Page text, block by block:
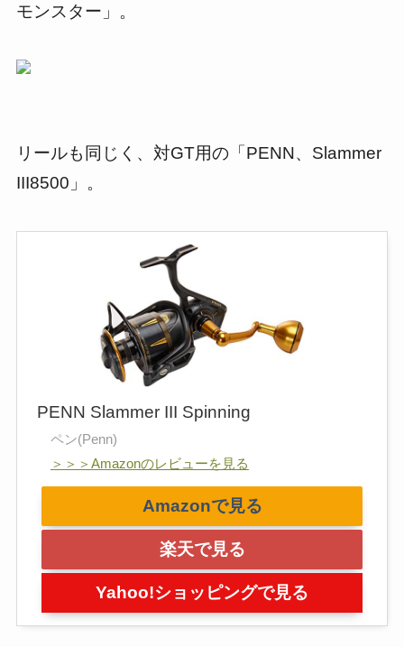
モンスター」。
リールも同じく、対GT用の「PENN、Slammer
III8500」。
PENN Slammer III Spinning
ペン(Penn)
＞＞＞Amazonのレビューを見る
Amazonで見る
楽天で見る
Yahoo!ショッピングで見る